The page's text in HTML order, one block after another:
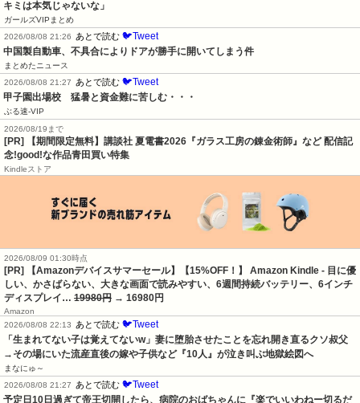
キミは本気じゃないな」
ガールズVIPまとめ
2026/08/08 21:26
あとで読む 🐦Tweet
中国製自動車、不具合によりドアが勝手に開いてしまう件
まとめたニュース
2026/08/08 21:27
あとで読む 🐦Tweet
甲子園出場校　猛暑と資金難に苦しむ・・・
ぶる速-VIP
2026/08/19まで
[PR] 【期間限定無料】講談社 夏電書2026『ガラス工房の錬金術師』など 配信記
念!good!な作品青田買い特集
Kindleストア
2026/08/09 01:30時点
[PR] 【Amazonデバイスサマーセール】【15%OFF！】 Amazon Kindle - 目に優
しい、かさばらない、大きな画面で読みやすい、6週間持続バッテリー、6インチ
ディスプレイ… 19980円 → 16980円
Amazon
2026/08/08 22:13
あとで読む 🐦Tweet
「生まれてない子は覚えてないw」妻に堕胎させたことを忘れ開き直るクソ叔父
→その場にいた流産直後の嫁や子供など『10人』が泣き叫ぶ地獄絵図へ
まなにゅ～
2026/08/08 21:27
あとで読む 🐦Tweet
予定日10日過ぎて帝王切開したら、病院のおばちゃんに『楽でいいわねー切るだ